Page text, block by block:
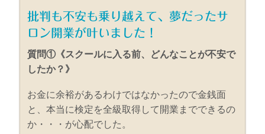
批判も不安も乗り越えて、夢だったサ
ロン開業が叶いました！
質問①《スクールに入る前、どんなことが不安で
したか？》
お金に余裕があるわけではなかったので金銭面
と、本当に検定を全級取得して開業までできるの
か・・・が心配でした。